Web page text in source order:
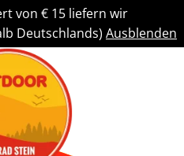
von € 15 liefern wir
Deutschlands) Ausblenden